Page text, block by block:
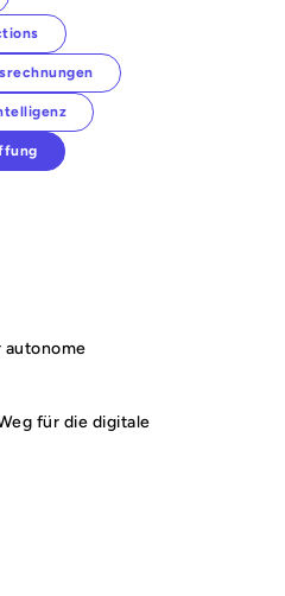
für die digitale